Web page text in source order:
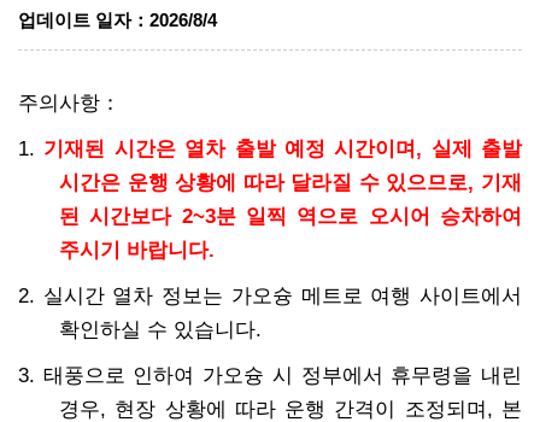
업데이트 일자： 2026/8/4
주의사항：
1. 기재된 시간은 열차 출발 예정 시간이며, 실제 출발
시간은 운행 상황에 따라 달라질 수 있으므로, 기재
된 시간보다 2~3분 일찍 역으로 오시어 승차하여
주시기 바랍니다.
2. 실시간 열차 정보는 가오슝 메트로 여행 사이트에서
확인하실 수 있습니다.
3. 태풍으로 인하여 가오슝 시 정부에서 휴무령을 내린
경우, 현장 상황에 따라 운행 간격이 조정되며, 본